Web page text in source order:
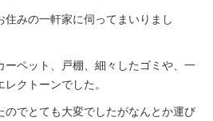
みの一軒家に伺ってまいりまし
ペット、戸棚、細々したゴミや、一
クトーンでした。
でとても大変でしたがなんとか運び